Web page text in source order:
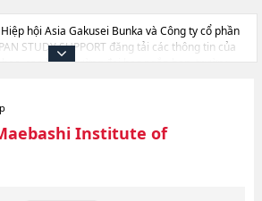
hội Asia Gakusei Bunka và Công ty cổ phần
STUDY SUPPORT đăng tải các thông tin của
cao học, trường đại học ngắn hạn, trường
cho du học sinh, như là về các Graduate school
từng khoa nghiên cứu, thông tin liên quan đến
sinh, số lượng trúng tuyển, cở sở trang thiết
Institute of